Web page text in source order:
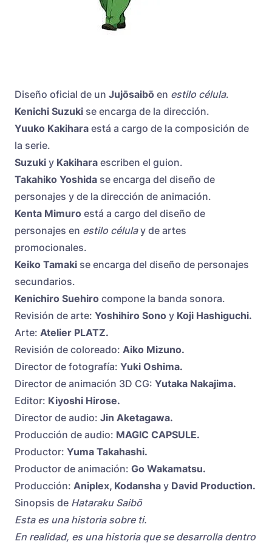
Diseño oficial de un Jujōsaibō en estilo célula.
Kenichi Suzuki se encarga de la dirección.
Yuuko Kakihara está a cargo de la composición de
la serie.
Suzuki y Kakihara escriben el guion.
Takahiko Yoshida se encarga del diseño de
personajes y de la dirección de animación.
Kenta Mimuro está a cargo del diseño de
personajes en estilo célulay de artes
promocionales.
Keiko Tamaki se encarga del diseño de personajes
secundarios.
Kenichiro Suehiro compone la banda sonora.
Revisión de arte: Yoshihiro Sono y Koji Hashiguchi.
Arte: Atelier PLATZ.
Revisión de coloreado: Aiko Mizuno.
Director de fotografía: Yuki Oshima.
Director de animación 3D CG: Yutaka Nakajima.
Editor: Kiyoshi Hirose.
Director de audio: Jin Aketagawa.
Producción de audio: MAGIC CAPSULE.
Productor: Yuma Takahashi.
Productor de animación: Go Wakamatsu.
Producción: Aniplex, Kodansha y David Production.
Sinopsis de Hataraku Saibō
Esta es una historia sobre ti.
En realidad, es una historia que se desarrolla dentro